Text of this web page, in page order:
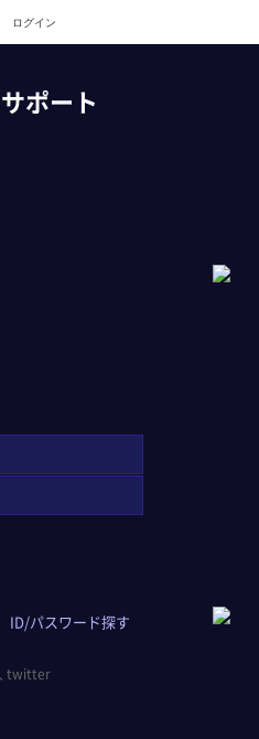
ログイン
サポート
ID/パスワード探す